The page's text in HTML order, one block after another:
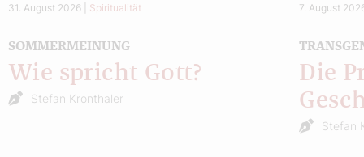
31. August 2026 Spiritualität
SOMMERMEINUNG
Wie spricht Gott?
Stefan Kronthaler
7. August
Die
Stefan